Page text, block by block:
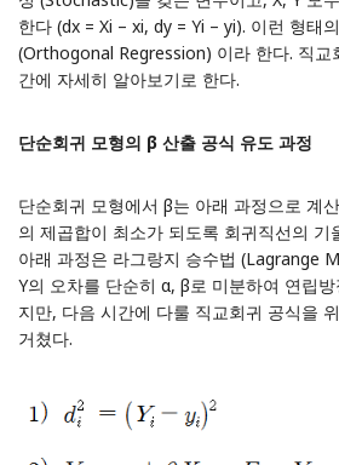
한다 (dx = Xi – xi, dy = Yi – yi). 이런 형태
(Orthogonal Regression) 이라 한다. 직교
간에 자세히 알아보기로 한다.
단순회귀 모형의 β 산출 공식 유도 과정
단순회귀 모형에서 β는 아래 과정으로 계
의 제곱합이 최소가 되도록 회귀직선의 기
아래 과정은 라그랑지 승수법 (Lagrange
Y의 오차를 단순히 α, β로 미분하여 연립
지만, 다음 시간에 다룰 직교회귀 공식을
거쳤다.